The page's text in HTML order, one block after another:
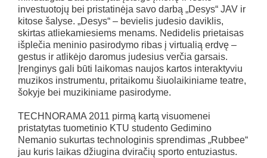
investuotojų bei pristatinėja savo darbą „Desys“ JAV ir
kitose šalyse. „Desys“ – bevielis judesio daviklis,
skirtas atliekamiesiems menams. Nedidelis prietaisas
išplečia meninio pasirodymo ribas į virtualią erdvę –
gestus ir atlikėjo daromus judesius verčia garsais.
Įrenginys gali būti laikomas naujos kartos interaktyviu
muzikos instrumentu, pritaikomu šiuolaikiniame teatre,
šokyje bei muzikiniame pasirodyme.
TECHNORAMA 2011 pirmą kartą visuomenei
pristatytas tuometinio KTU studento Gedimino
Nemanio sukurtas technologinis sprendimas „Rubbee“
jau kuris laikas džiugina dviračių sporto entuziastus.